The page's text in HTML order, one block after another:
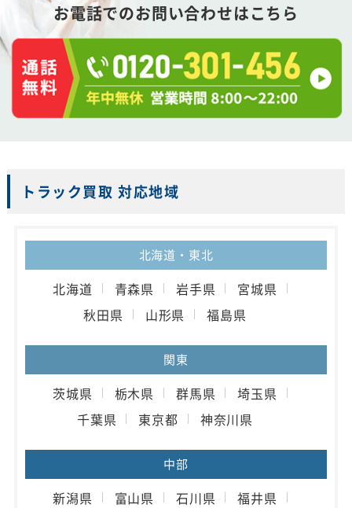
お電話でのお問い合わせはこちら
トラック買取 対応地域
北海道・東北
北海道 青森県 岩手県
宮城県
秋田県
山形県 福島県
関東
茨城県 栃木県 群馬県
埼玉県
千葉県
東京都 神奈川県
中部
新潟県 富山県 石川県
福井県